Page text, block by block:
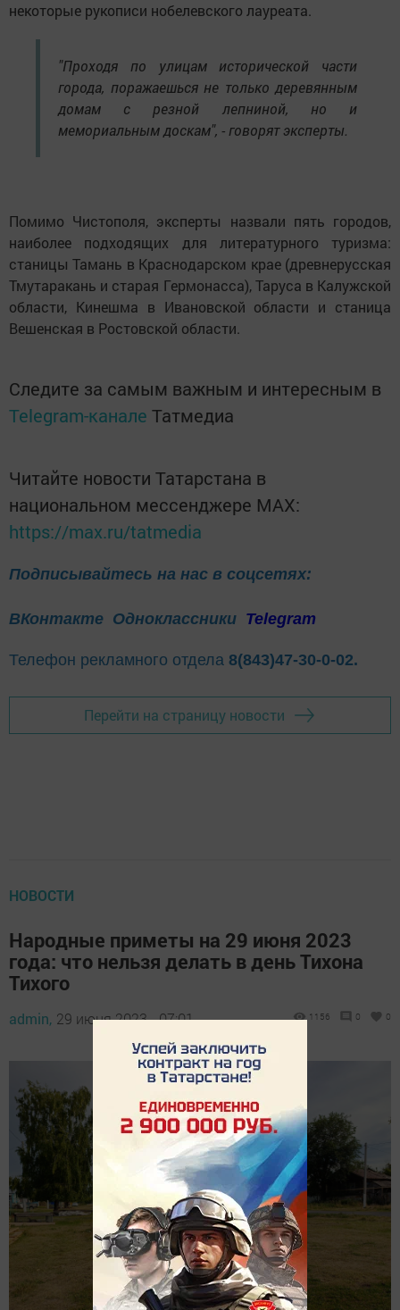
некоторые рукописи нобелевского лауреата.
"Проходя по улицам исторической части
города, поражаешься не только деревянным
домам с резной лепниной, но и
мемориальным доскам", - говорят эксперты.
Помимо Чистополя, эксперты назвали пять городов,
наиболее подходящих для литературного туризма:
станицы Тамань в Краснодарском крае (древнерусская
Тмутаракань и старая Гермонасса), Таруса в Калужской
области, Кинешма в Ивановской области и станица
Вешенская в Ростовской области.
Следите за самым важным и интересным в
Telegram-канале Татмедиа
Читайте новости Татарстана в
национальном мессенджере MАХ:
https://max.ru/tatmedia
Подписывайтесь на нас в соцсетях:
ВКонтакте Одноклассники Telegram
Телефон рекламного отдела 8(843)47-30-0-02.
Перейти на страницу новости
НОВОСТИ
Народные приметы на 29 июня 2023
года: что нельзя делать в день Тихона
Тихого
admin, 29 июня 2023 - 07:01 1156 0 0